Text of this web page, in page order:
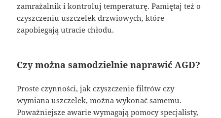
zamrażalnik i kontroluj temperaturę. Pamiętaj też o
czyszczeniu uszczelek drzwiowych, które
zapobiegają utracie chłodu.
Czy można samodzielnie naprawić AGD?
Proste czynności, jak czyszczenie filtrów czy
wymiana uszczelek, można wykonać samemu.
Poważniejsze awarie wymagają pomocy specjalisty,